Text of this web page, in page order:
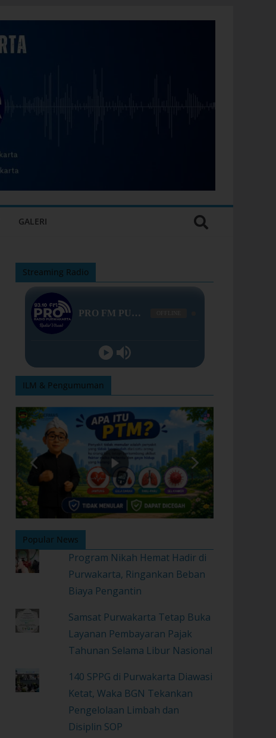
GALERI
Streaming Radio
ILM & Pengumuman
Popular News
Program Nikah Hemat Hadir di
Purwakarta, Ringankan Beban
Biaya Pengantin
Samsat Purwakarta Tetap Buka
Layanan Pembayaran Pajak
Tahunan Selama Libur Nasional
140 SPPG di Purwakarta Diawasi
Ketat, Waka BGN Tekankan
Pengelolaan Limbah dan
Disiplin SOP